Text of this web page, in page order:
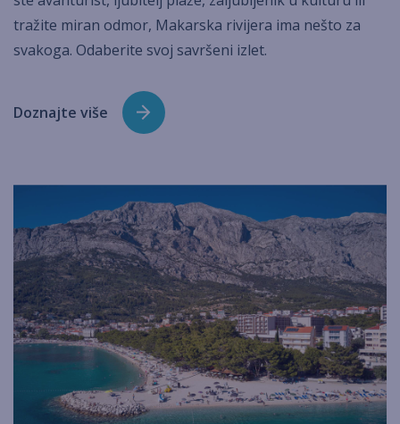
tražite miran odmor, Makarska rivijera ima nešto za
svakoga. Odaberite svoj savršeni izlet.
Doznajte više